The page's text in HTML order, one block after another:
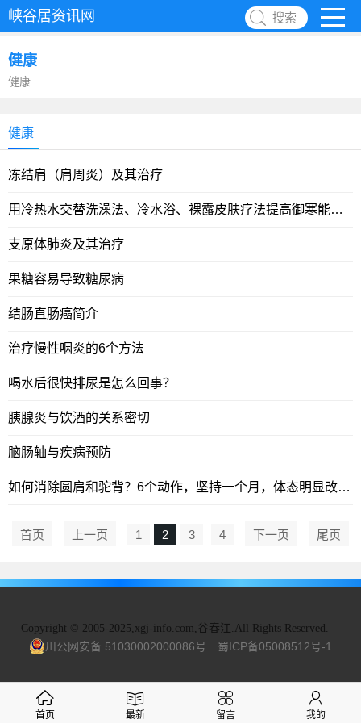
峡谷居资讯网 搜索
健康
健康
健康
冻结肩（肩周炎）及其治疗
用冷热水交替洗澡法、冷水浴、裸露皮肤疗法提高御寒能力和免疫力
支原体肺炎及其治疗
果糖容易导致糖尿病
结肠直肠癌简介
治疗慢性咽炎的6个方法
喝水后很快排尿是怎么回事？
胰腺炎与饮酒的关系密切
脑肠轴与疾病预防
如何消除圆肩和驼背？6个动作，坚持一个月，体态明显改善！
首页 上一页 1 2 3 4 下一页 尾页
Copyright © 2005-2025,xgj-info.com,谷春江.All Rights Reserved.
川公网安备 51030002000086号 蜀ICP备05008512号-1
首页 最新 留言 我的